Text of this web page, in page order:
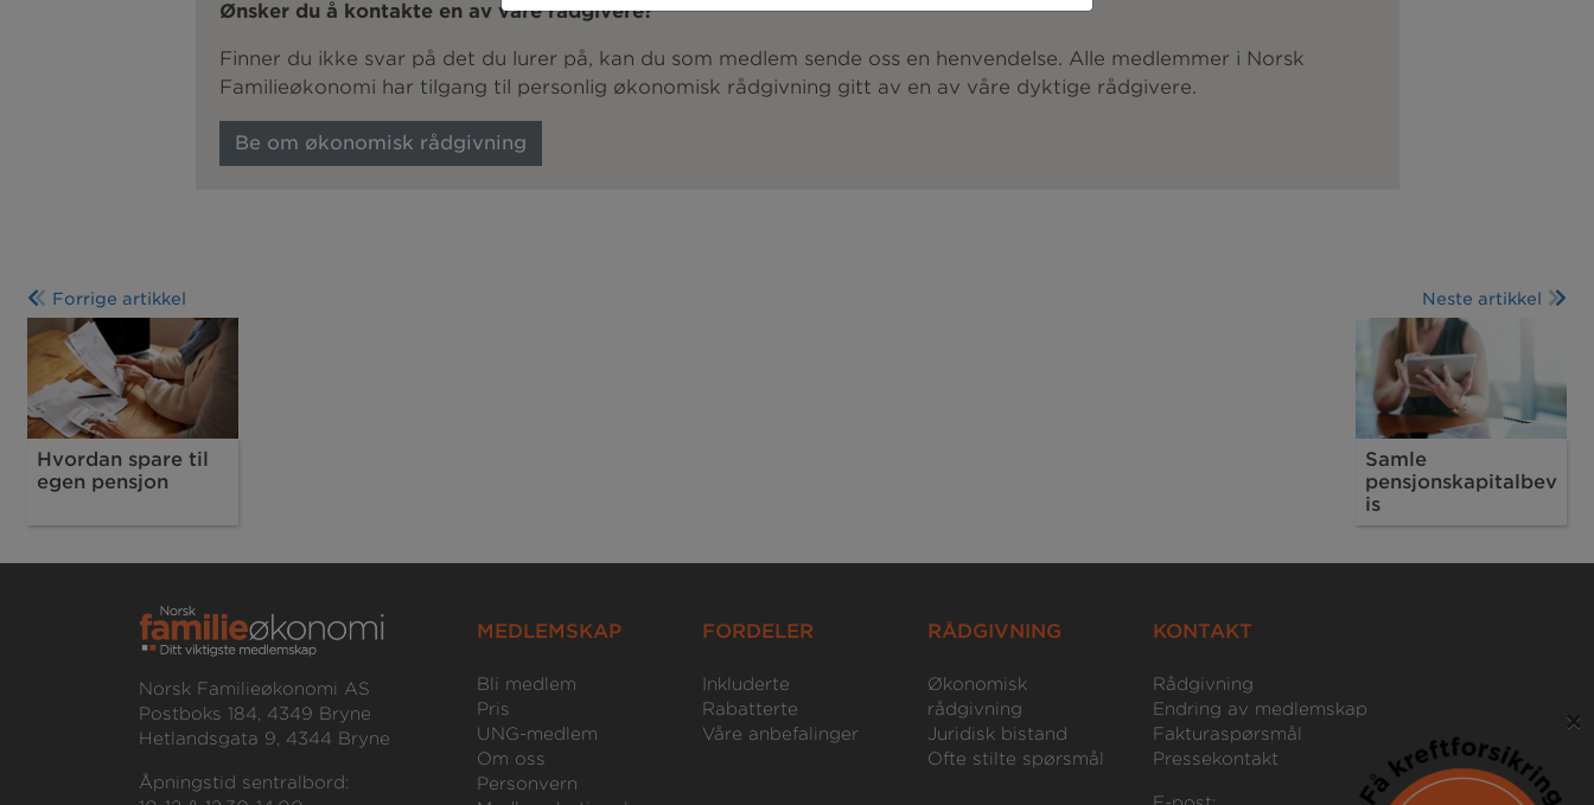
Ønsker du å kontakte en av våre rådgivere?
Finner du ikke svar på det du lurer på, kan du som medlem sende oss en henvendelse. Alle medlemmer i Norsk
Familieøkonomi har tilgang til personlig økonomisk rådgivning gitt av en av våre dyktige rådgivere.
Be om økonomisk rådgivning
Forrige artikkel
Hvordan spare til
egen pensjon
Neste artikkel
Samle
pensjonskapitalbev
is
Norsk Familieøkonomi AS
Postboks 184, 4349 Bryne
Hetlandsgata 9, 4344 Bryne
Åpningstid sentralbord:
MEDLEMSKAP
Bli medlem
Pris
UNG-medlem
Om oss
Personvern
FORDELER
Inkluderte
Rabatterte
Våre anbefalinger
RÅDGIVNING
Økonomisk
rådgivning
Juridisk bistand
Ofte stilte spørsmål
KONTAKT
Rådgivning
Endring av medlemskap
Fakturaspørsmål
Pressekontakt
×